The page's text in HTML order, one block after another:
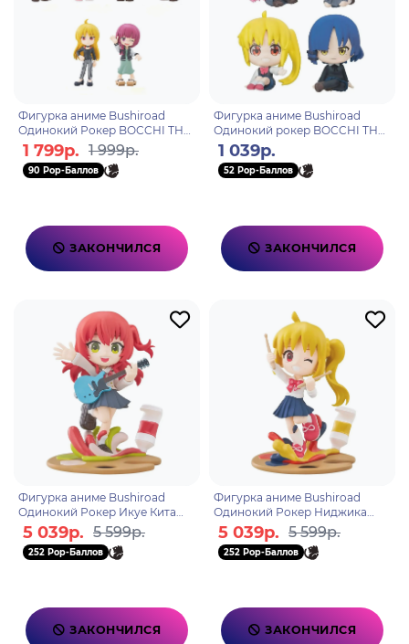
Фигурка аниме Bushiroad
Одинокий Рокер BOCCHI THE
ROCK 9см 1шт. 67853
1 799р. 1 999р.
90 Pop-Баллов
ЗАКОНЧИЛСЯ
Фигурка аниме Bushiroad
Одинокий рокер BOCCHI THE
ROCK Kessoku 1шт. BOXver 5см
70150
1 039р.
52 Pop-Баллов
ЗАКОНЧИЛСЯ
Фигурка аниме Bushiroad
Одинокий Рокер Икуе Кита
PalVerse Pale BOCCHI THE
ROCK Ikuyo Kita 11см 67907
5 039р. 5 599р.
252 Pop-Баллов
ЗАКОНЧИЛСЯ
Фигурка аниме Bushiroad
Одинокий Рокер Ниджика
Иджичи BOCCHI THE ROCK
Nijika Ijichi 11см 67884
5 039р. 5 599р.
252 Pop-Баллов
ЗАКОНЧИЛСЯ